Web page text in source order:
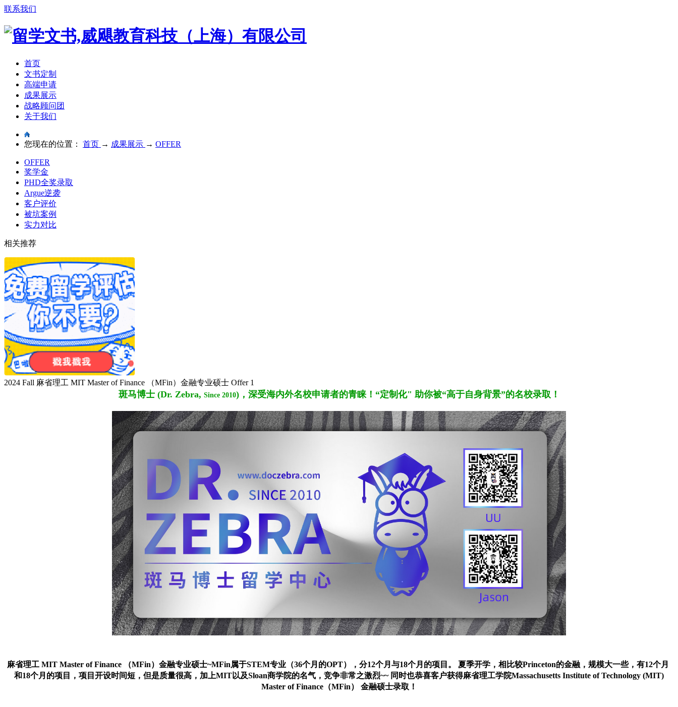
联系我们
首页
文书定制
高端申请
成果展示
战略顾问团
关于我们
您现在的位置： 首页 → 成果展示 → OFFER
OFFER
奖学金
PHD全奖录取
Argue逆袭
客户评价
被坑案例
实力对比
相关推荐
2024 Fall 麻省理工 MIT Master of Finance （MFin）金融专业硕士 Offer 1
斑马博士 (Dr. Zebra, Since 2010)， 深受海内外名校申请者的青睐！“定制化" 助你被“高于自身背景”的名校录取 ！
麻省理工 MIT Master of Finance （MFin）金融专业硕士~MFin属于STEM专业（36个月的OPT），分12个月与18个月的项目。 夏季开学，相比较Princeton的金融，规模大一些，有12个月
和18个月的项目，项目开设时间短，但是质量很高，加上MIT以及Sloan商学院的名气，竞争非常之激烈~~ 同时也恭喜客户获得麻省理工学院Massachusetts Institute of Technology (MIT)
Master of Finance（MFin） 金融硕士录取！